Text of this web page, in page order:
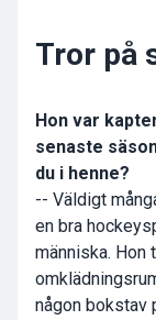
Tror på
Hon var
senaste
du i henne?
-- Väldigt
en bra
människa. Hon
någon bokstav